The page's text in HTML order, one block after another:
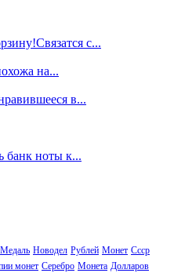
с...
на...
в...
банк ноты к...
Медаль Новодел Рублей Монет Ссср
монет Серебро Монета Долларов